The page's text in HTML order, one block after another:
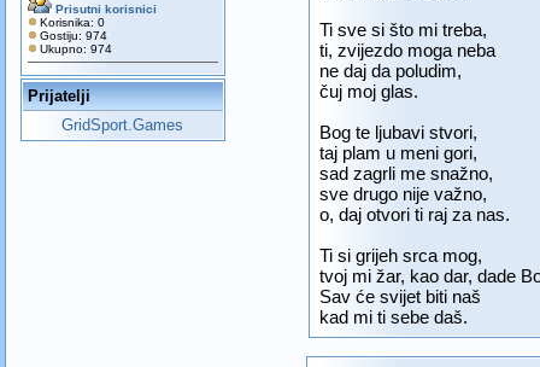
Prisutni korisnici
Korisnika: 0
Gostiju: 974
Ukupno: 974
Prijatelji
GridSport.Games
Ti sve si što mi treba,
ti, zvijezdo moga neba
ne daj da poludim,
čuj moj glas.
Bog te ljubavi stvori,
taj plam u meni gori,
sad zagrli me snažno,
sve drugo nije važno,
o, daj otvori ti raj za nas.
Ti si grijeh srca mog,
tvoj mi žar, kao dar, dade
Sav će svijet biti naš
kad mi ti sebe daš.